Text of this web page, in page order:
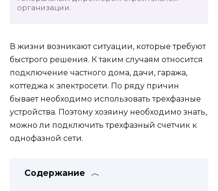
организации.
В жизни возникают ситуации, которые требуют
быстрого решения. К таким случаям относится
подключение частного дома, дачи, гаража,
коттеджа к электросети. По ряду причин
бывает необходимо использовать трехфазные
устройства. Поэтому хозяину необходимо знать,
можно ли подключить трехфазный счетчик к
однофазной сети.
Содержание